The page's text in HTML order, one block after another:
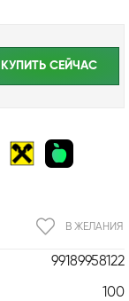
99189958122
100
КУПИТЬ CЕЙЧАС
В ЖЕЛАНИЯ